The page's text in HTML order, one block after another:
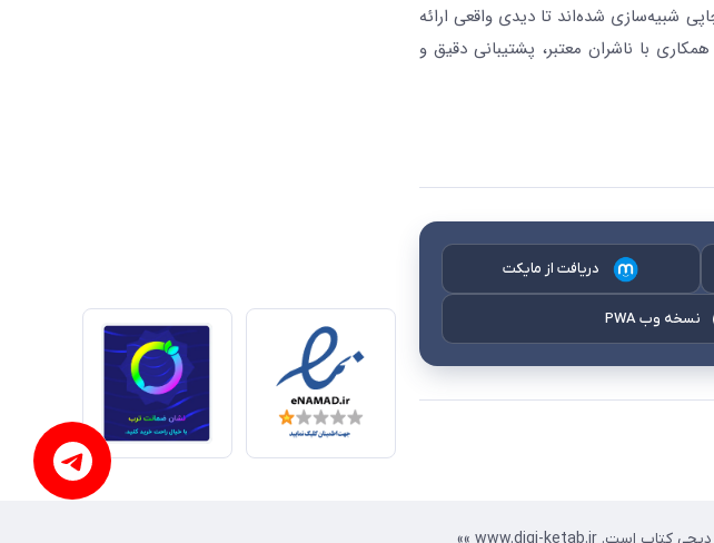
شبیه‌سازی شده‌اند تا دیدی واقعی ارائه
با ناشران معتبر، پشتیبانی دقیق و
دریافت از مایکت
نسخه وب PWA